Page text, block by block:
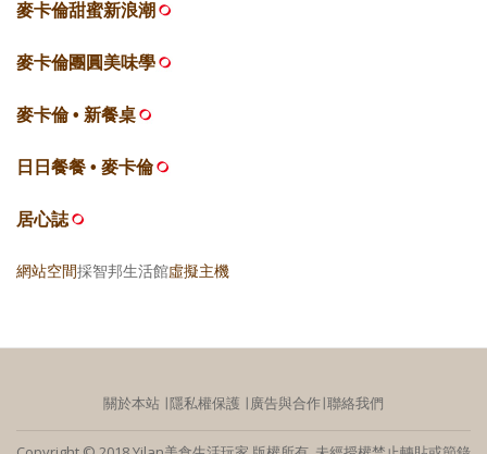
麥卡倫甜蜜新浪潮
麥卡倫團圓美味學
麥卡倫 • 新餐桌
日日餐餐 • 麥卡倫
居心誌
網站空間採智邦生活館虛擬主機
關於本站 ∣隱私權保護 ∣廣告與合作∣聯絡我們